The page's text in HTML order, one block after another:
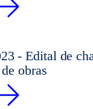
- Edital de
obras